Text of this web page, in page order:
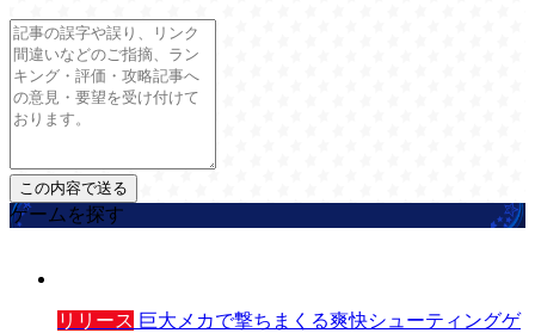
ゲームを探す
リリース 巨大メカで撃ちまくる爽快シューティングゲ